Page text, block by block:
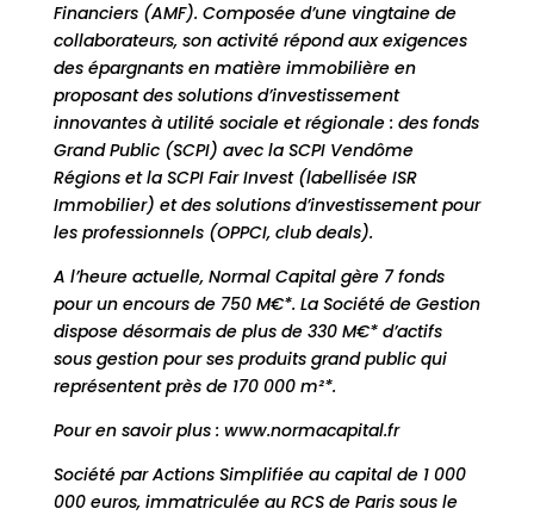
Financiers (AMF). Composée d’une vingtaine de
collaborateurs, son activité répond aux exigences
des épargnants en matière immobilière en
proposant des solutions d’investissement
innovantes à utilité sociale et régionale : des fonds
Grand Public (SCPI) avec la SCPI Vendôme
Régions et la SCPI Fair Invest (labellisée ISR
Immobilier) et des solutions d’investissement pour
les professionnels (OPPCI, club deals).
A l’heure actuelle, Normal Capital gère 7 fonds
pour un encours de 750 M€*. La Société de Gestion
dispose désormais de plus de 330 M€* d’actifs
sous gestion pour ses produits grand public qui
représentent près de 170 000 m²*.
Pour en savoir plus : www.normacapital.fr
Société par Actions Simplifiée au capital de 1 000
000 euros, immatriculée au RCS de Paris sous le